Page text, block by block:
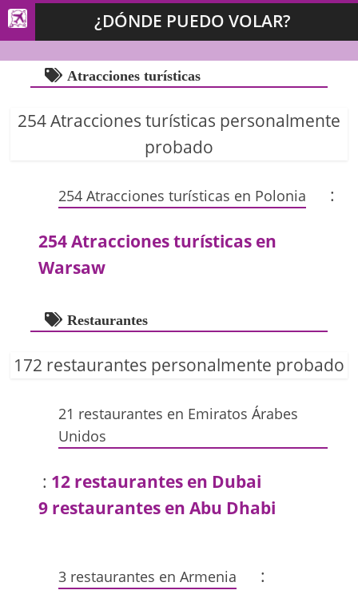
¿DÓNDE PUEDO VOLAR?
Atracciones turísticas
254 Atracciones turísticas personalmente
probado
254 Atracciones turísticas en Polonia :
254 Atracciones turísticas en
Warsaw
Restaurantes
172 restaurantes personalmente probado
21 restaurantes en Emiratos Árabes
Unidos
: 12 restaurantes en Dubai
9 restaurantes en Abu Dhabi
3 restaurantes en Armenia :